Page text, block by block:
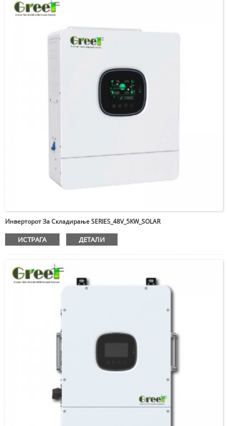
Инверторот За Складирање SERIES_48V_5KW_SOLAR
ИСТРАГА ДЕТАЛИ